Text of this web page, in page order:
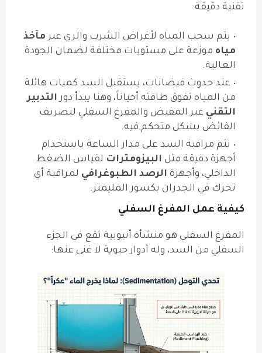
تقنية دقيقة:
يتم سحب المياه لأغراض الشرب والري عبر مآخذ
مياه موزعة على مستويات مختلفة لضمان الجودة
العالية.
عند حدوث فيضانات، يستقبل السد كميات هائلة
من المياه تفوق طاقته أحياناً، وهنا يبدأ دور التدبير
التقني عبر المفيض والمفرغ السفلي لتصريف
الفائض بشكل متحكم فيه.
تتم مراقبة السد على مدار الساعة باستخدام
أجهزة دقيقة مثل البيزومترات لقياس الضغط
الداخلي، وأجهزة الرصد الطبوغرافي لمراقبة أي
تحرك في الجدران بكسور المليمتر.
كيفية عمل المفرغ السفلي
المفرغ السفلي هو منشأة أنبوبية تقع في الجزء
السفلي من السد، وله أدوار حيوية لا غنى عنها: